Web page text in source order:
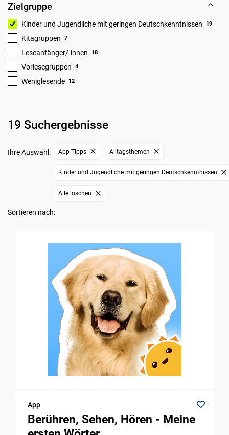
Zielgruppe
Kinder und Jugendliche mit geringen Deutschkenntnissen 19
Kitagruppen 7
Leseanfänger/-innen 18
Vorlesegruppen 4
Weniglesende 12
19 Suchergebnisse
Ihre Auswahl: App-Tipps Alltagsthemen
Kinder und Jugendliche mit geringen Deutschkenntnissen
Alle löschen
Sortieren nach:
App
Berühren, Sehen, Hören - Meine